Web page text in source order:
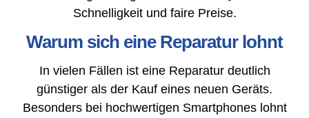
Schnelligkeit und faire Preise.
Warum sich eine Reparatur lohnt
In vielen Fällen ist eine Reparatur deutlich
günstiger als der Kauf eines neuen Geräts.
Besonders bei hochwertigen Smartphones lohnt